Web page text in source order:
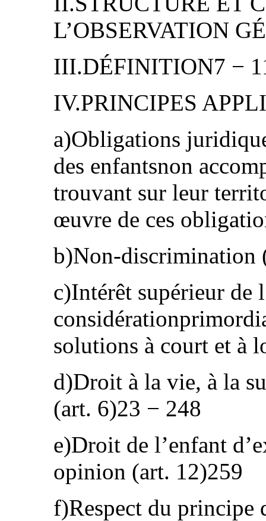
L’OBSERVATION
III.DÉFINITION7 −
IV.PRINCIPES
a)Obligations
des enfantsnon
trouvant sur leur
œuvre de ces
b)Non‑discrimination
c)Intérêt supérieur de
solutions à court et à
d)Droit à la vie, à la
(art. 6)23 − 248
e)Droit de l’enfant
opinion (art. 12)259
f)Respect du principe